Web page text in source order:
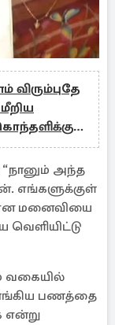
விரும்புதே
அந்த
எங்களுக்குள்
மனைவியை
வெளியிட்டு
வகையில்
பணத்தை
என்று